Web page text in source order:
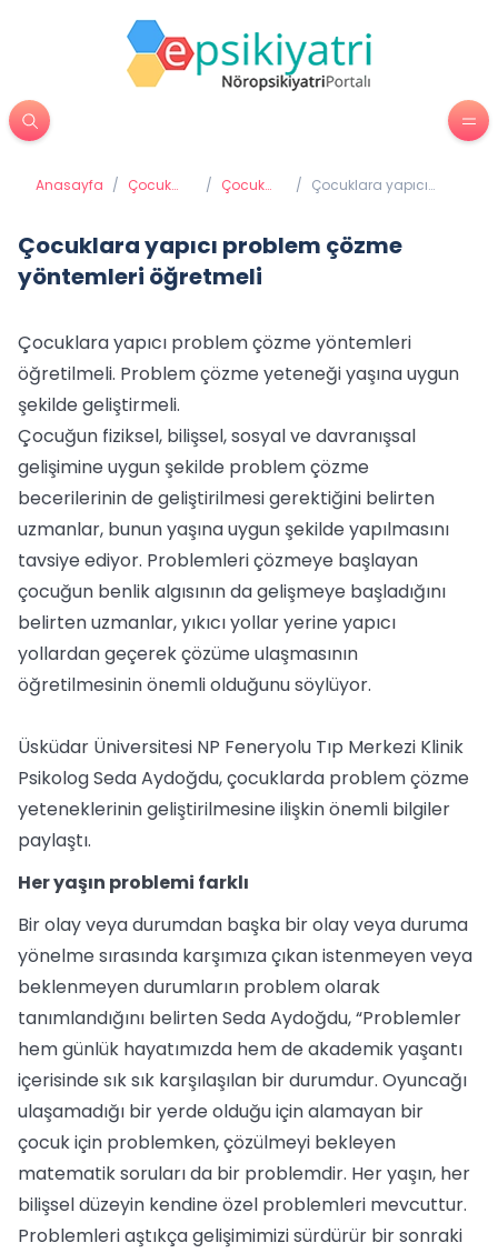
Anasayfa / Çocuk
/ Çocuk
/ Çocuklara yapıcı
Çocuklara yapıcı problem çözme
yöntemleri öğretmeli
Çocuklara yapıcı problem çözme yöntemleri
öğretilmeli. Problem çözme yeteneği yaşına uygun
şekilde geliştirmeli.
Çocuğun fiziksel, bilişsel, sosyal ve davranışsal
gelişimine uygun şekilde problem çözme
becerilerinin de geliştirilmesi gerektiğini belirten
uzmanlar, bunun yaşına uygun şekilde yapılmasını
tavsiye ediyor. Problemleri çözmeye başlayan
çocuğun benlik algısının da gelişmeye başladığını
belirten uzmanlar, yıkıcı yollar yerine yapıcı
yollardan geçerek çözüme ulaşmasının
öğretilmesinin önemli olduğunu söylüyor.
Üsküdar Üniversitesi NP Feneryolu Tıp Merkezi Klinik
Psikolog Seda Aydoğdu, çocuklarda problem çözme
yeteneklerinin geliştirilmesine ilişkin önemli bilgiler
paylaştı.
Her yaşın problemi farklı
Bir olay veya durumdan başka bir olay veya duruma
yönelme sırasında karşımıza çıkan istenmeyen veya
beklenmeyen durumların problem olarak
tanımlandığını belirten Seda Aydoğdu, “Problemler
hem günlük hayatımızda hem de akademik yaşantı
içerisinde sık sık karşılaşılan bir durumdur. Oyuncağı
ulaşamadığı bir yerde olduğu için alamayan bir
çocuk için problemken, çözülmeyi bekleyen
matematik soruları da bir problemdir. Her yaşın, her
bilişsel düzeyin kendine özel problemleri mevcuttur.
Problemleri aştıkça gelişimimizi sürdürür bir sonraki